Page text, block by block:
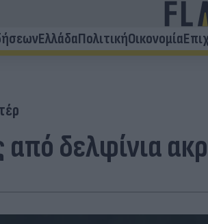
ΕλλάδαΠολιτικήΟικονομία
δελφίνια